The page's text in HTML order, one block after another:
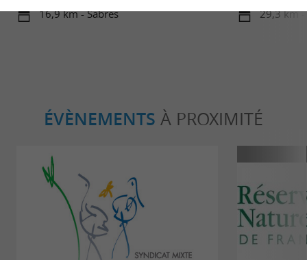
16,9 km - Sabres 29,3 km -
ÉVÈNEMENTS À PROXIMITÉ